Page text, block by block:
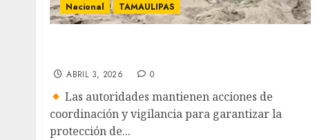
Nacional TAMAULIPAS
ABRIL 3, 2026 0
Las autoridades mantienen acciones de
coordinación y vigilancia para garantizar la
protección de...